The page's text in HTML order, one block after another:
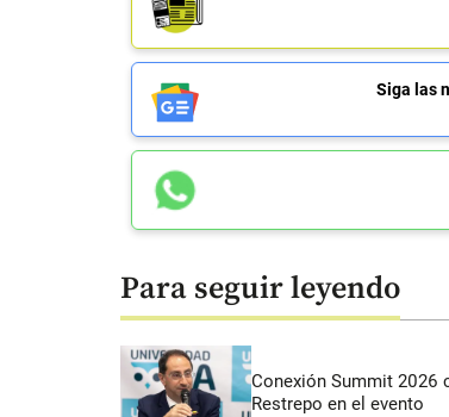
Siga las
Para seguir leyendo
Conexión Summit 2026
Restrepo en el evento